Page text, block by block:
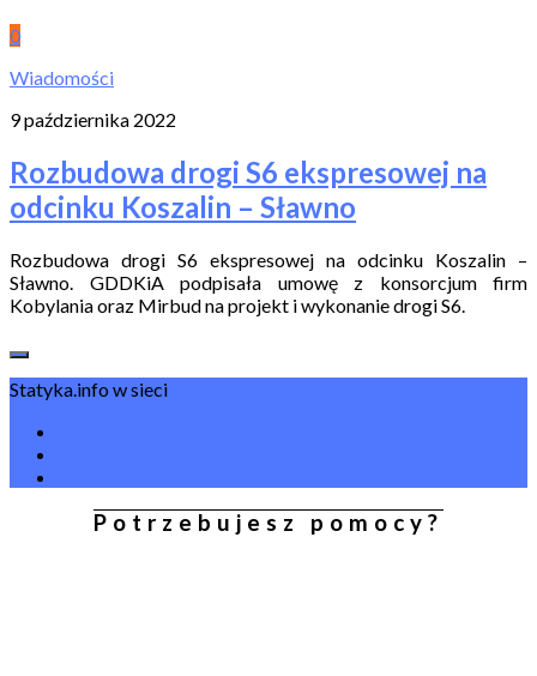
0
Wiadomości
9 października 2022
Rozbudowa drogi S6 ekspresowej na
odcinku Koszalin – Sławno
Rozbudowa drogi S6 ekspresowej na odcinku Koszalin –
Sławno. GDDKiA podpisała umowę z konsorcjum firm
Kobylania oraz Mirbud na projekt i wykonanie drogi S6.
Statyka.info w sieci
Potrzebujesz pomocy?